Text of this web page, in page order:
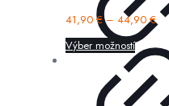
41,90 €– 44,90€
Výber možností